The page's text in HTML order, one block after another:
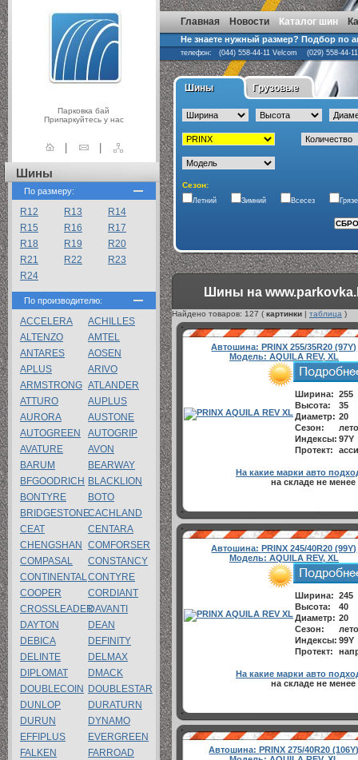
Парковка бай
Припаркуйтесь у нас
| |
Главная Новости Каталог шин
Не знаете нужный размер? Подбор по
телефон: (044) 558-44-11 Velcom (029) 558-44-
Шины Грузовые
Сезон:
Летний Зимний Всесез
Шины на
Найдено товаров: 127 ( картинки | таблица )
Автошина:PRINX 255/35R20 (97Y)
Модель: AQUILA REV, XL
Ширина: 255
Высота:
35
Диаметр: 20
Сезон:
лето
Индексы: 97Y
Протект:
На какие марки авто
на складе не менее
Автошина:PRINX 245/40R20 (99Y)
Модель: AQUILA REV, XL
Ширина: 245
Высота:
40
Диаметр: 20
Сезон:
лето
Индексы: 99Y
Протект:
На какие марки авто
на складе не менее
Автошина:PRINX 275/40R20
Шины
По размеру:
R12 R13
R14
R15
R16
R17
R18
R19
R20
R21
R22
R23
R24
По производителю:
ACCELERA
ACHILLES
ALTENZO
AMTEL
ANTARES
AOSEN
APLUS
ARIVO
ARMSTRONG ATLANDER
ATTURO
AUPLUS
AURORA
AUSTONE
AUTOGREEN
AUTOGRIP
AVATURE
AVON
BARUM
BEARWAY
BFGOODRICH BLACKLION
BONTYRE
BOTO
BRIDGESTONECACHLAND
CEAT
CENTARA
CHENGSHAN
COMFORSER
COMPASAL
CONSTANCY
CONTINENTALCONTYRE
COOPER
CORDIANT
CROSSLEADERDAVANTI
DAYTON
DEAN
DEBICA
DEFINITY
DELINTE
DELMAX
DIPLOMAT
DMACK
DOUBLECOIN
DOUBLESTAR
DUNLOP
DURATURN
DURUN
DYNAMO
EFFIPLUS
EVERGREEN
FALKEN
FARROAD